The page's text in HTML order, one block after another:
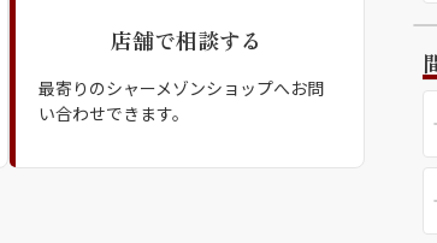
シャーメゾンライ
自立型サービス付き
お問い合わせ・よ
店舗で相談する
最寄りのシャーメゾンショップへお問
い合わせできます。